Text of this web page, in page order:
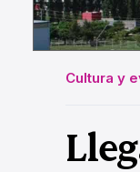
Cultura y